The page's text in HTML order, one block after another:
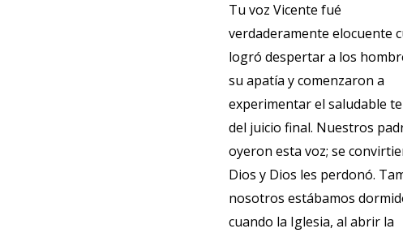
Tu voz Vicente fué
verdaderamente elocuente
logró despertar a los
su apatía y comenzaron a
experimentar el saludable
del juicio final. Nuestros
oyeron esta voz; se
Dios y Dios les perdonó.
nosotros estábamos
cuando la Iglesia, al abrir la